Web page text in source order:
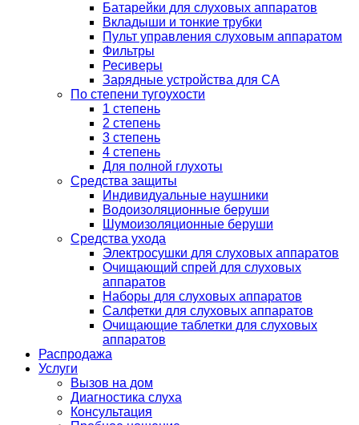
Батарейки для слуховых аппаратов
Вкладыши и тонкие трубки
Пульт управления слуховым аппаратом
Фильтры
Ресиверы
Зарядные устройства для СА
По степени тугоухости
1 степень
2 степень
3 степень
4 степень
Для полной глухоты
Средства защиты
Индивидуальные наушники
Водоизоляционные беруши
Шумоизоляционные беруши
Средства ухода
Электросушки для слуховых аппаратов
Очищающий спрей для слуховых
аппаратов
Наборы для слуховых аппаратов
Салфетки для слуховых аппаратов
Очищающие таблетки для слуховых
аппаратов
Распродажа
Услуги
Вызов на дом
Диагностика слуха
Консультация